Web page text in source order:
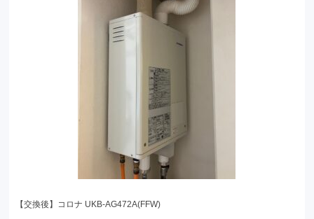
【交換後】コロナ UKB-AG472A(FFW)